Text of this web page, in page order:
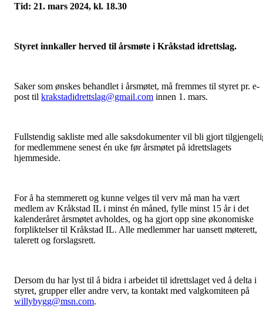
Tid: 21. mars 2024, kl. 18.30
Styret innkaller herved til årsmøte i Kråkstad idrettslag.
Saker som ønskes behandlet i årsmøtet, må fremmes til styret pr. e-
post til krakstadidrettslag@gmail.com innen 1. mars.
Fullstendig sakliste med alle saksdokumenter vil bli gjort
for medlemmene senest én uke før årsmøtet på idrettslagets
hjemmeside.
For å ha stemmerett og kunne velges til verv må man ha vært
medlem av Kråkstad IL i minst én måned, fylle minst 15 år i det
kalenderåret årsmøtet avholdes, og ha gjort opp sine økonomiske
forpliktelser til Kråkstad IL. Alle medlemmer har uansett møterett,
talerett og forslagsrett.
Dersom du har lyst til å bidra i arbeidet til idrettslaget ved å delta i
styret, grupper eller andre verv, ta kontakt med valgkomiteen på
willybygg@msn.com.